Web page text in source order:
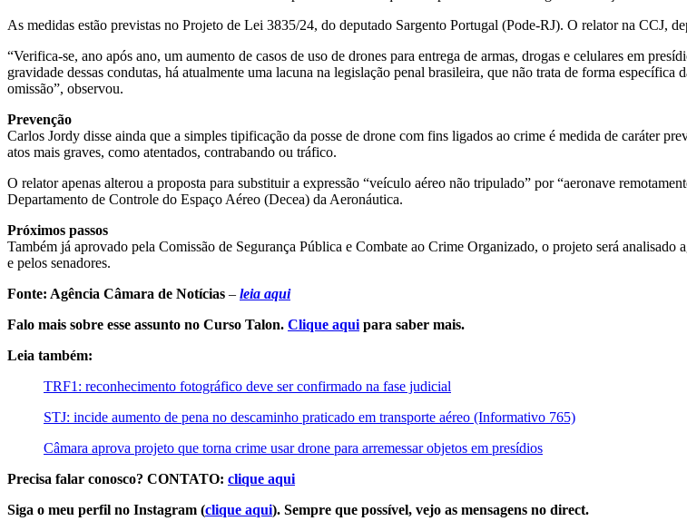
As medidas estão previstas no Projeto de Lei 3835/24, do deputado Sargento Portugal (Pode-RJ). O relator na CCJ,
“Verifica-se, ano após ano, um aumento de casos de uso de drones para entrega de armas, drogas e celulares em
gravidade dessas condutas, há atualmente uma lacuna na legislação penal brasileira, que não trata de forma
omissão”, observou.
Prevenção
Carlos Jordy disse ainda que a simples tipificação da posse de drone com fins ligados ao crime é medida de caráter
atos mais graves, como atentados, contrabando ou tráfico.
O relator apenas alterou a proposta para substituir a expressão “veículo aéreo não tripulado” por “aeronave
Departamento de Controle do Espaço Aéreo (Decea) da Aeronáutica.
Próximos passos
Também já aprovado pela Comissão de Segurança Pública e Combate ao Crime Organizado, o projeto será
e pelos senadores.
Fonte: Agência Câmara de Notícias – leia aqui
Falo mais sobre esse assunto no Curso Talon. Clique aqui para saber mais.
Leia também:
TRF1: reconhecimento fotográfico deve ser confirmado na fase judicial
STJ: incide aumento de pena no descaminho praticado em transporte aéreo (Informativo 765)
Câmara aprova projeto que torna crime usar drone para arremessar objetos em presídios
Precisa falar conosco? CONTATO: clique aqui
Siga o meu perfil no Instagram (clique aqui). Sempre que possível, vejo as mensagens no direct.